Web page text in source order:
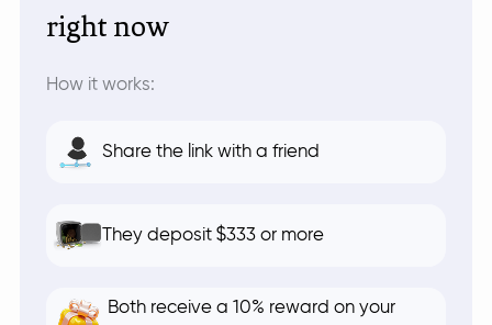
right now
How it works:
Share the link with a friend
They deposit $333 or more
Both receive a 10% reward on your